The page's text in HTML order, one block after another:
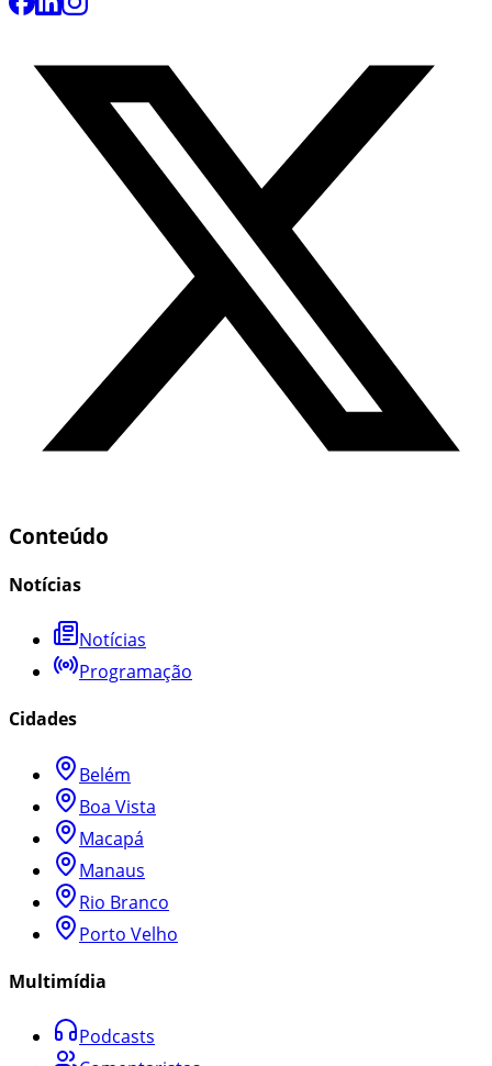
Conteúdo
Notícias
Notícias
Programação
Cidades
Belém
Boa Vista
Macapá
Manaus
Rio Branco
Porto Velho
Multimídia
Podcasts